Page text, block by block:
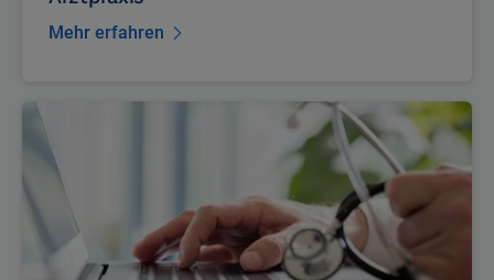
Mehr Online-Sichtbarkeit für Ihre
Arztpraxis